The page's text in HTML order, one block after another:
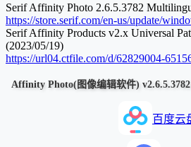
Serif Affinity Photo 2.6.5.3782
https://store.serif.com/en-us/update/
Serif Affinity Products v2.x Universal
(2023/05/19)
https://url04.ctfile.com/d/62829004-
Affinity Photo(图像编辑软件)
百度云